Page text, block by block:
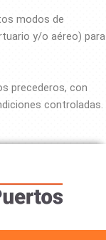
modos de
y/o aéreo) para
precederos, con
controladas.